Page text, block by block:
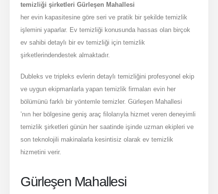
temizliği şirketleri Gürleşen Mahallesi
her evin kapasitesine göre seri ve pratik bir şekilde temizlik
işlemini yaparlar. Ev temizliği konusunda hassas olan birçok
ev sahibi detaylı bir ev temizliği için temizlik
şirketlerindendestek almaktadır.
Dubleks ve tripleks evlerin detaylı temizliğini profesyonel ekip
ve uygun ekipmanlarla yapan temizlik firmaları evin her
bölümünü farklı bir yöntemle temizler. Gürleşen Mahallesi
’nın her bölgesine geniş araç filolarıyla hizmet veren deneyimli
temizlik şirketleri günün her saatinde işinde uzman ekipleri ve
son teknolojili makinalarla kesintisiz olarak ev temizlik
hizmetini verir.
Gürleşen Mahallesi